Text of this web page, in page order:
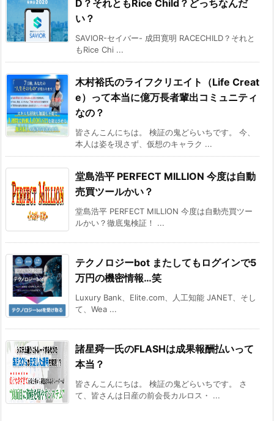
D？それともRice Child？どっちなんだ
い？
SAVIOR-セイバー- 成田寛明 RACECHILD？それと
もRice Chi ...
木村裕氏のライフクリエイト（Life Creat
e）って本当に億万長者輩出コミュニティ
なの？
皆さんこんにちは。 検証の鬼どらいちです。 今、
本人は姿を現さず、仮想のキャラク ...
堂島浩平 PERFECT MILLION 今度は自動
売買ツールかい？
堂島浩平 PERFECT MILLION 今度は自動売買ツー
ルかい？徹底鬼検証！ ...
テクノロジーbot またしてもログインで5
万円の機密情報…笑
Luxury Bank、Elite.com、人工知能 JANET、そし
て、Wea ...
諸星舜一氏のFLASHは成果報酬払いって
本当？
皆さんこんにちは。 検証の鬼どらいちです。 さ
て、皆さんは日産の前会長カルロス・ ...